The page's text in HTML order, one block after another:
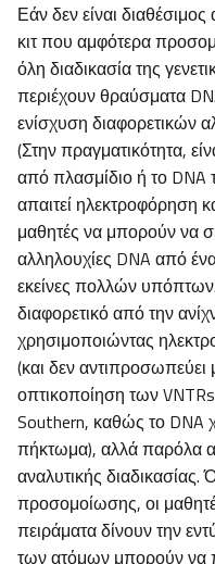
Εάν δεν είναι
κιτ που αμφότερα
όλη διαδικασία της
περιέχουν θραύσματα
ενίσχυση διαφορετικών
(Στην πραγματικότητα,
από πλασμίδιο ή το
απαιτεί ηλεκτροφόρηση
μαθητές να μπορούν να
αλληλουχίες DNA από
εκείνες πολλών
διαφορετικό από την
χρησιμοποιώντας
(και δεν αντιπροσωπεύει
οπτικοποίηση των
Southern, καθώς το DNA
πήκτωμα), αλλά παρόλα
αναλυτικής διαδικασίας.
προσομοίωσης, οι
πειράματα δίνουν την
των ατόμων μπορούν να